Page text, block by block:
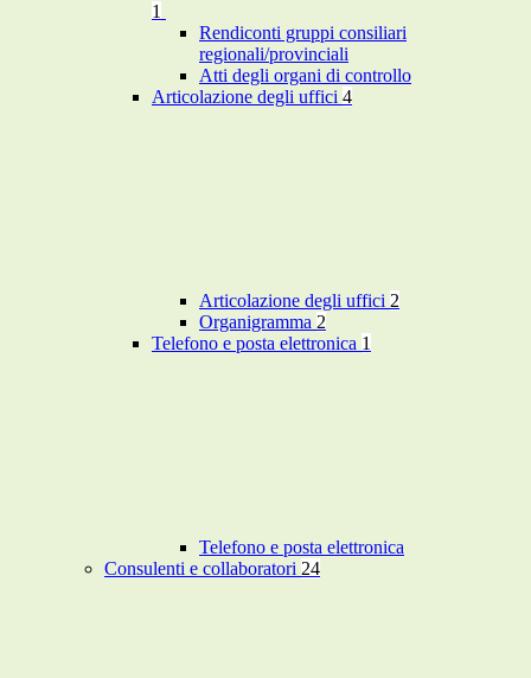
1
Rendiconti gruppi consiliari
regionali/provinciali
Atti degli organi di controllo
Articolazione degli uffici 4
Articolazione degli uffici 2
Organigramma 2
Telefono e posta elettronica 1
Telefono e posta elettronica
Consulenti e collaboratori 24